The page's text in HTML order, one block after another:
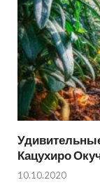
Кацухиро
10.10.2020